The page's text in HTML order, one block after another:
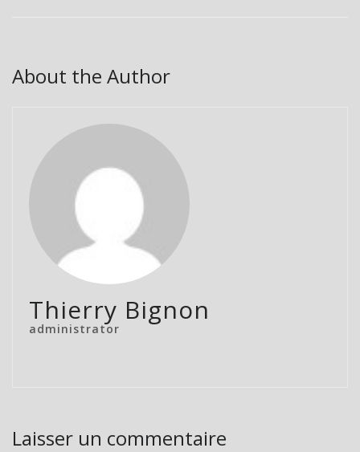
About the Author
Thierry Bignon
administrator
Laisser un commentaire